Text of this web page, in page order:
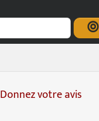
Donnez votre avis